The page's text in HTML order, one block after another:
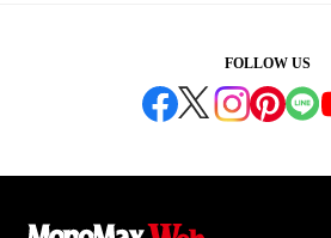
FOLLOW US